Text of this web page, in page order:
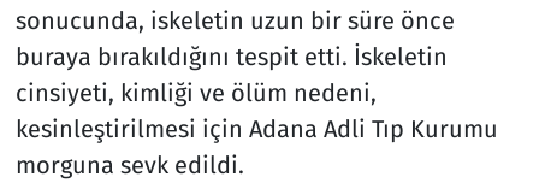
sonucunda, iskeletin uzun bir süre önce
buraya bırakıldığını tespit etti. İskeletin
cinsiyeti, kimliği ve ölüm nedeni,
kesinleştirilmesi için Adana Adli Tıp Kurumu
morguna sevk edildi.